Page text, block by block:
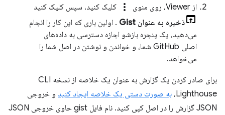
از Viewer، روی منوی
more_vert
کلیک کنید، سپس کلیک کنید
ذخیره به عنوان Gist
. اولین باری که این کار را انجام
می‌دهید، یک پنجره بازشو اجازه دسترسی به داده‌های
اصلی GitHub شما، و خواندن و نوشتن در اصل شما را
می‌خواهد.
برای صادر کردن یک گزارش به عنوان یک خلاصه از نسخه CLI
Lighthouse، به صورت دستی یک خلاصه ایجاد کنید و خروجی
JSON گزارش را در اصل کپی کنید. نام فایل gist حاوی خروجی JSON